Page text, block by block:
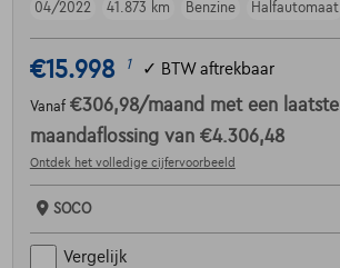
04/2022
41.873 km Benzine Halfautomaat
€15.998 1 ✓ BTW aftrekbaar
Vanaf €306,98/maand met een laatste
maandaflossing van €4.306,48
Ontdek het volledige cijfervoorbeeld
SOCO
Vergelijk